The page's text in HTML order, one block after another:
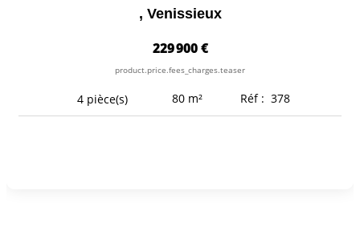
, Venissieux
229 900 €
product.price.fees_charges.teaser
4 pièce(s) 80 m² Réf : 378